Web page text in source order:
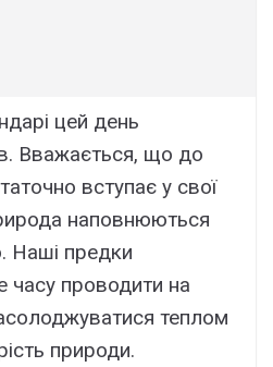
цей день
Вважається, що до
вступає у свої
наповнюються
Наші предки
часу проводити на
теплом
природи.